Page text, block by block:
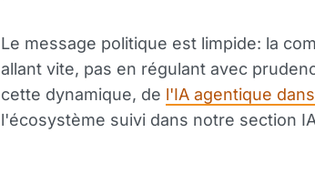
Le message politique est limpide: la
allant vite, pas en régulant avec
cette dynamique, de l'IA agentique
l'écosystème suivi dans notre section